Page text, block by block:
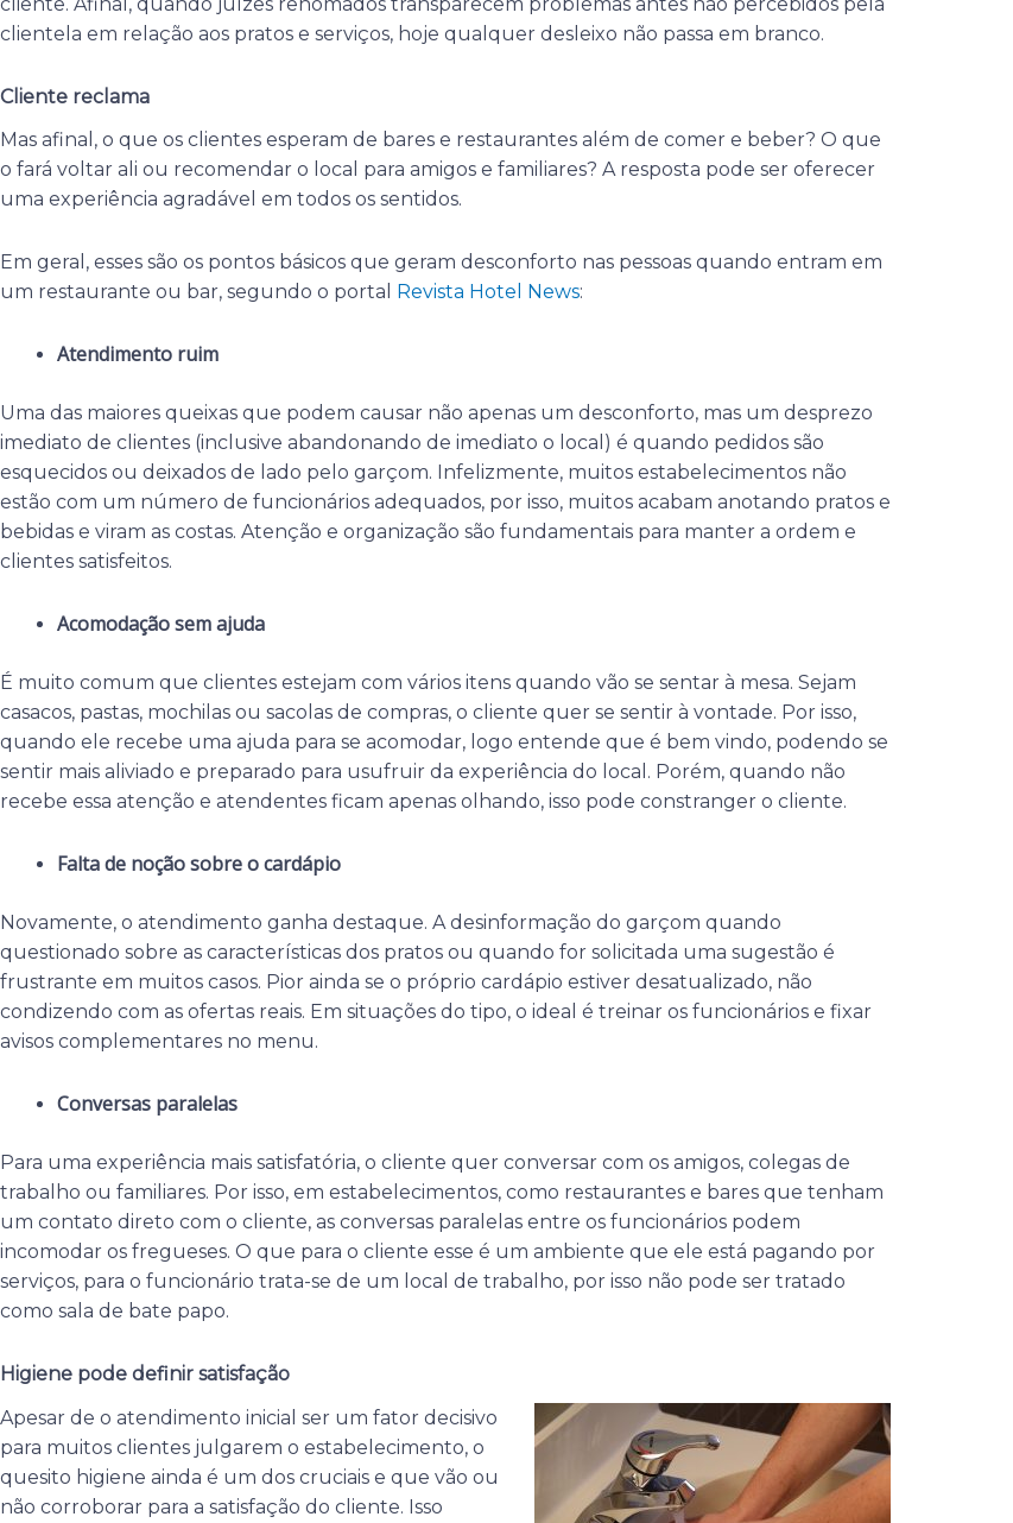
clientela em relação aos pratos e serviços, hoje qualquer desleixo não passa em branco.
Cliente reclama
Mas afinal, o que os clientes esperam de bares e restaurantes além de comer e beber? O que
o fará voltar ali ou recomendar o local para amigos e familiares? A resposta pode ser oferecer
uma experiência agradável em todos os sentidos.
Em geral, esses são os pontos básicos que geram desconforto nas pessoas quando entram em
um restaurante ou bar, segundo o portal
Revista Hotel News:
Atendimento ruim
Uma das maiores queixas que podem causar não apenas um desconforto, mas um desprezo
imediato de clientes (inclusive abandonando de imediato o local) é quando pedidos são
esquecidos ou deixados de lado pelo garçom. Infelizmente, muitos estabelecimentos não
estão com um número de funcionários adequados, por isso, muitos acabam anotando pratos e
bebidas e viram as costas. Atenção e organização são fundamentais para manter a ordem e
clientes satisfeitos.
Acomodação sem ajuda
É muito comum que clientes estejam com vários itens quando vão se sentar à mesa. Sejam
casacos, pastas, mochilas ou sacolas de compras, o cliente quer se sentir à vontade. Por isso,
quando ele recebe uma ajuda para se acomodar, logo entende que é bem vindo, podendo se
sentir mais aliviado e preparado para usufruir da experiência do local. Porém, quando não
recebe essa atenção e atendentes ficam apenas olhando, isso pode constranger o cliente.
Falta de noção sobre o cardápio
Novamente, o atendimento ganha destaque. A desinformação do garçom quando
questionado sobre as características dos pratos ou quando for solicitada uma sugestão é
frustrante em muitos casos. Pior ainda se o próprio cardápio estiver desatualizado, não
condizendo com as ofertas reais. Em situações do tipo, o ideal é treinar os funcionários e fixar
avisos complementares no menu.
Conversas paralelas
Para uma experiência mais satisfatória, o cliente quer conversar com os amigos, colegas de
trabalho ou familiares. Por isso, em estabelecimentos, como restaurantes e bares que tenham
um contato direto com o cliente, as conversas paralelas entre os funcionários podem
incomodar os fregueses. O que para o cliente esse é um ambiente que ele está pagando por
serviços, para o funcionário trata-se de um local de trabalho, por isso não pode ser tratado
como sala de bate papo.
Higiene pode definir satisfação
Apesar de o atendimento inicial ser um fator decisivo
para muitos clientes julgarem o estabelecimento, o
quesito higiene ainda é um dos cruciais e que vão ou
não corroborar para a satisfação do cliente. Isso